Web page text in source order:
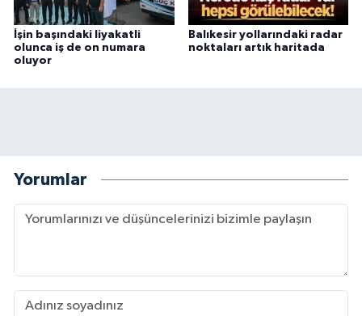
İşin başındaki liyakatli
olunca iş de on numara
oluyor
Balıkesir yollarındaki radar
noktaları artık haritada
Yorumlar